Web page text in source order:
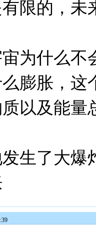
限的，未
为什么不
膨胀，这
以及能量
生了大爆